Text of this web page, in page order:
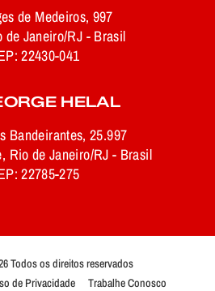
de Medeiros, 997
de Janeiro/RJ - Brasil
22430-041
HELAL
Bandeirantes, 25.997
Rio de Janeiro/RJ - Brasil
22785-275
Todos os direitos reservados
de Privacidade Trabalhe Conosco